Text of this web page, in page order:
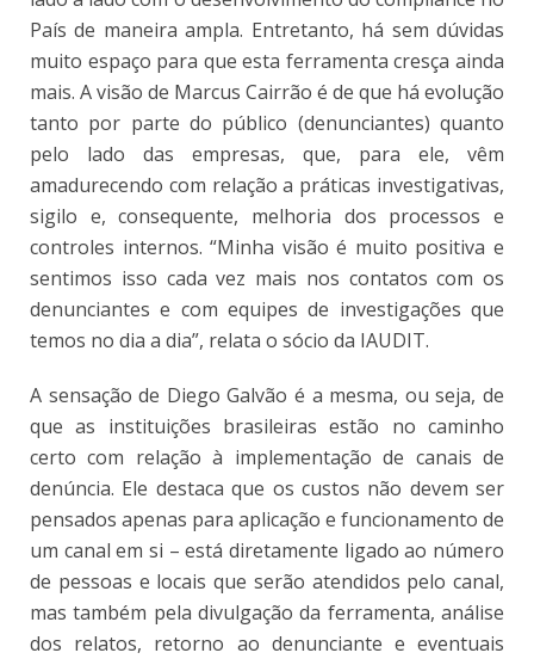
País de maneira ampla. Entretanto, há sem dúvidas
muito espaço para que esta ferramenta cresça ainda
mais. A visão de Marcus Cairrão é de que há evolução
tanto por parte do público (denunciantes) quanto
pelo lado das empresas, que, para ele, vêm
amadurecendo com relação a práticas investigativas,
sigilo e, consequente, melhoria dos processos e
controles internos. “Minha visão é muito positiva e
sentimos isso cada vez mais nos contatos com os
denunciantes e com equipes de investigações que
temos no dia a dia”, relata o sócio da IAUDIT.
A sensação de Diego Galvão é a mesma, ou seja, de
que as instituições brasileiras estão no caminho
certo com relação à implementação de canais de
denúncia. Ele destaca que os custos não devem ser
pensados apenas para aplicação e funcionamento de
um canal em si – está diretamente ligado ao número
de pessoas e locais que serão atendidos pelo canal,
mas também pela divulgação da ferramenta, análise
dos relatos, retorno ao denunciante e eventuais